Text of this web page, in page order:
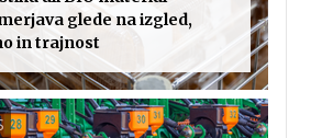
glede na izgled,
in trajnost